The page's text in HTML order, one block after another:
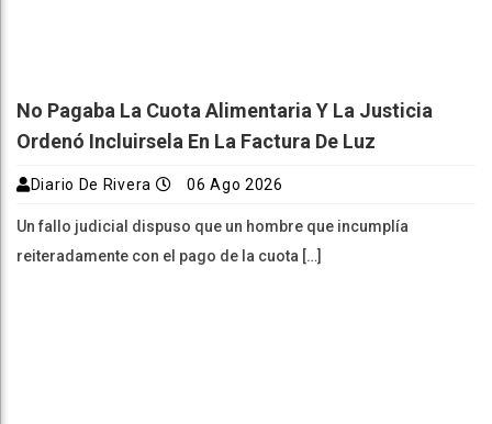
No Pagaba La Cuota Alimentaria Y La Justicia
Ordenó Incluirsela En La Factura De Luz
Diario De Rivera 06 Ago 2026
Un fallo judicial dispuso que un hombre que incumplía
reiteradamente con el pago de la cuota […]